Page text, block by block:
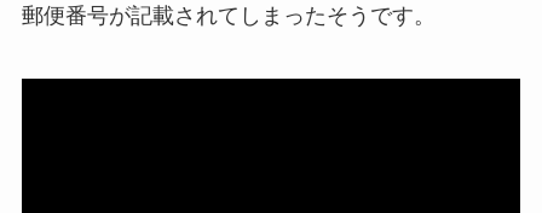
郵便番号が記載されてしまったそうです。